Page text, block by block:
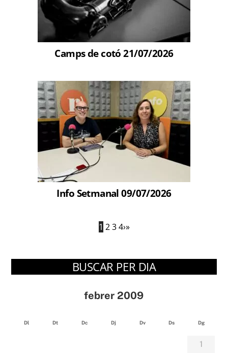
Camps de cotó 21/07/2026
Info Setmanal 09/07/2026
1 2 3 4›»
BUSCAR PER DIA
febrer 2009
Dl Dt Dc Dj Dv Ds Dg
1